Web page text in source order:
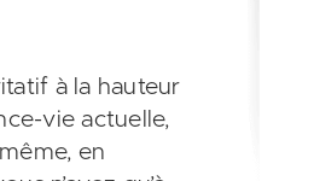
à la hauteur
vie actuelle,
en